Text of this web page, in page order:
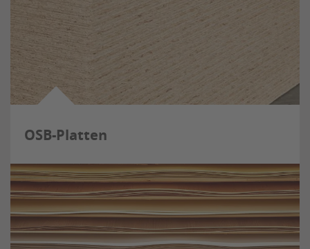
OSB-Platten